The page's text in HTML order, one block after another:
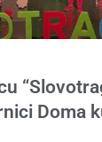
Doma